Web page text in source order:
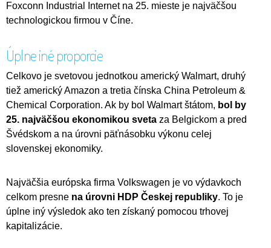
Foxconn Industrial Internet na 25. mieste je najväčšou
technologickou firmou v Číne.
Úplne iné proporcie
Celkovo je svetovou jednotkou americký Walmart, druhý
tiež americký Amazon a tretia čínska China Petroleum &
Chemical Corporation. Ak by bol Walmart štátom, bol by
25. najväčšou ekonomikou sveta za Belgickom a pred
Švédskom a na úrovni päťnásobku výkonu celej
slovenskej ekonomiky.
Najväčšia európska firma Volkswagen je vo výdavkoch
celkom presne na úrovni HDP Českej republiky. To je
úplne iný výsledok ako ten získaný pomocou trhovej
kapitalizácie.